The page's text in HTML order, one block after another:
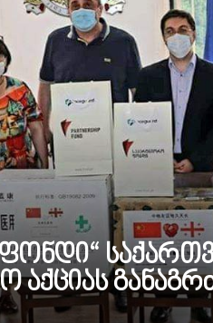
აქციას